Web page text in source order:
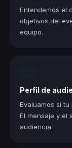
Entendemos el
objetivos del
equipo.
Perfil de
Evaluamos si
El mensaje y el
audiencia.